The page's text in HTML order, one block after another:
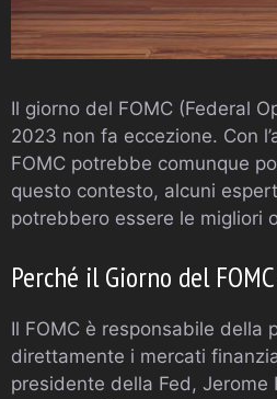
Il giorno del FOMC (Federal
2023 non fa eccezione. Con
FOMC potrebbe comunque
questo contesto, alcuni
potrebbero essere le migliori
Perché il Giorno del
Il FOMC è responsabile
direttamente i mercati
presidente della Fed,